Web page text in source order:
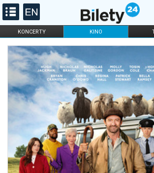
KONCERTY KINO
FILHARMONIA OPERA I BALET
DLA DZIECI